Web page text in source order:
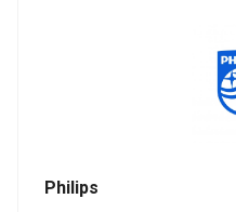
Philips